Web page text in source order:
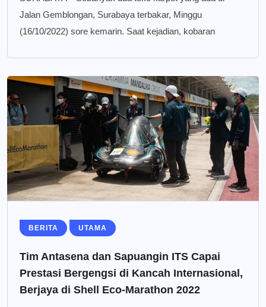
Jalan Gemblongan, Surabaya terbakar, Minggu
(16/10/2022) sore kemarin. Saat kejadian, kobaran
BERITA UTAMA
Tim Antasena dan Sapuangin ITS Capai
Prestasi Bergengsi di Kancah Internasional,
Berjaya di Shell Eco-Marathon 2022